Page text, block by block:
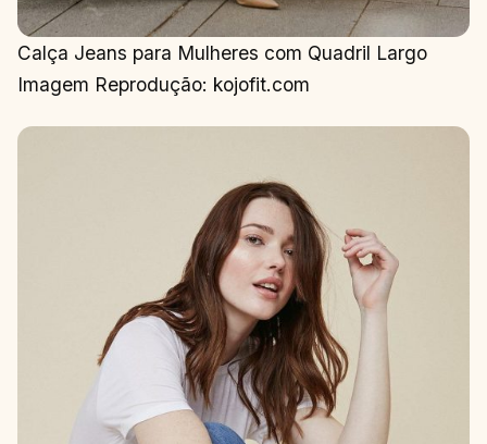
Calça Jeans para Mulheres com Quadril Largo
Imagem Reprodução: kojofit.com